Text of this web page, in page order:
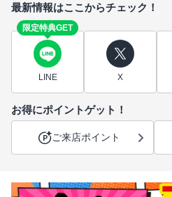
最新情報はここからチェック！
限定特典GET
LINE X
お得にポイントゲット！
ご来店ポイント